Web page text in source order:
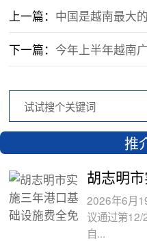
上一篇： 中国是越南最大
下一篇： 今年上半年越南广
推
2026年6月
议通过第12/
自...